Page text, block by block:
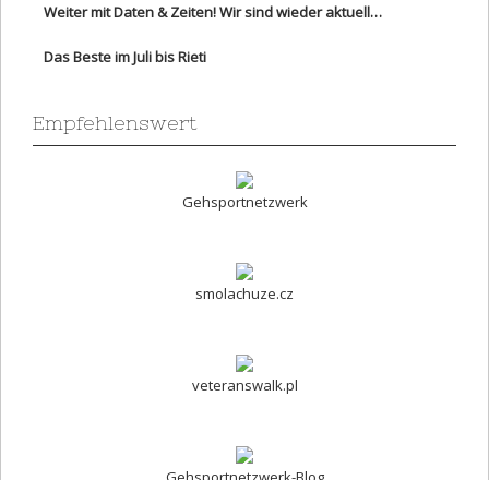
Weiter mit Daten & Zeiten! Wir sind wieder aktuell…
Das Beste im Juli bis Rieti
Empfehlenswert
Gehsportnetzwerk
smolachuze.cz
veteranswalk.pl